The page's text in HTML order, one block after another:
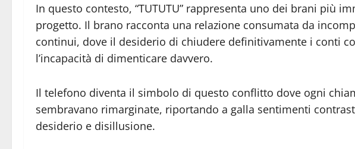
In questo contesto, “TUTUTU” rappresenta uno dei brani più
progetto. Il brano racconta una relazione consumata da
continui, dove il desiderio di chiudere definitivamente i conti
l’incapacità di dimenticare davvero.
Il telefono diventa il simbolo di questo conflitto dove ogni
sembravano rimarginate, riportando a galla sentimenti
desiderio e disillusione.